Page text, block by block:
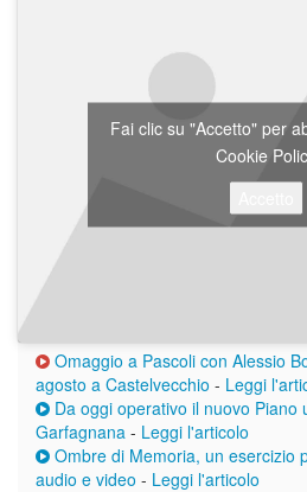
Fai clic su "Accetto" per
Cookie
Omaggio a Pascoli con Alessio
agosto a Castelvecchio - Leggi
Da oggi operativo il nuovo Piano
Garfagnana - Leggi l'articolo
Ombre di Memoria, un esercizio
audio e video - Leggi l'articolo